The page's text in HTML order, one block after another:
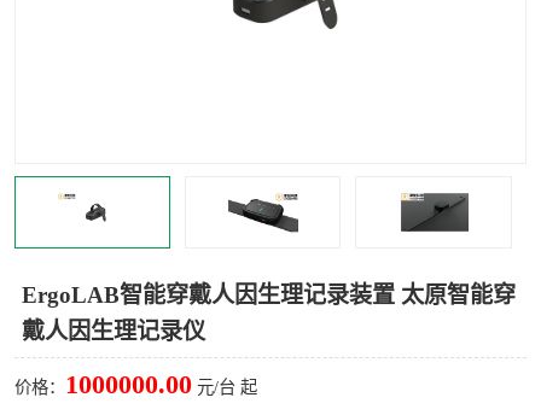
ErgoLAB智能穿戴人因生理记录装置 太原智能穿
戴人因生理记录仪
价格： 1000000.00 元/台 起
车俩与驾驶模拟